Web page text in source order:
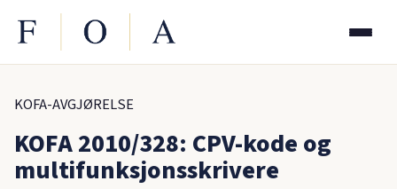
KOFA-AVGJØRELSE
KOFA 2010/328: CPV-kode og
multifunksjonsskrivere